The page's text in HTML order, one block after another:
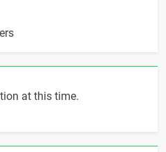
at this time.